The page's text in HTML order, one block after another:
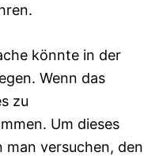
könnte in der
Wenn das
zu
Um dieses
man versuchen, den